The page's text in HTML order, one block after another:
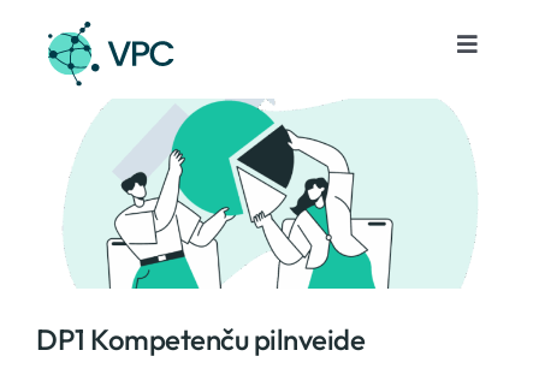
content
Toggle
Pakalpojumi
Projekti
Notikumi
DP1 Kompetenču pilnveide